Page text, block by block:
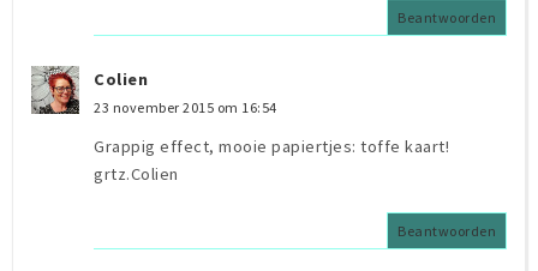
Beantwoorden
Colien
23 november 2015 om 16:54
Grappig effect, mooie papiertjes: toffe kaart!
grtz.Colien
Beantwoorden